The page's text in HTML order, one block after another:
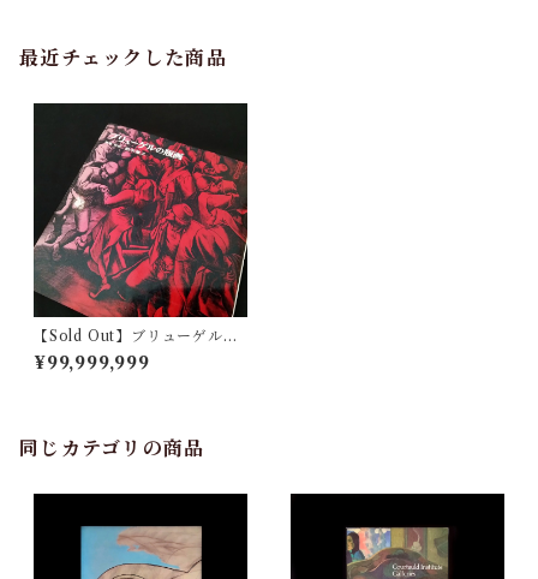
最近チェックした商品
【Sold Out】ブリューゲルの
版画
¥99,999,999
同じカテゴリの商品